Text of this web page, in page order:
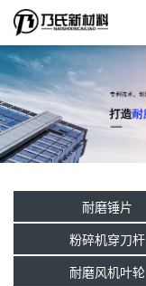
耐磨锤片
粉碎机穿刀杆
耐磨风机叶轮